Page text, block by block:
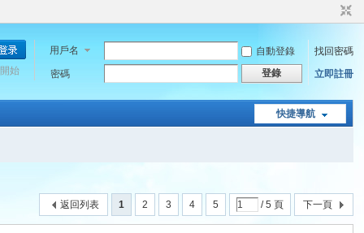
用戶名 自動登錄
找回密碼
密碼
登錄 立即註冊
始
快捷導航
1 2 3 4 5 / 5 頁 下一頁
返回列表